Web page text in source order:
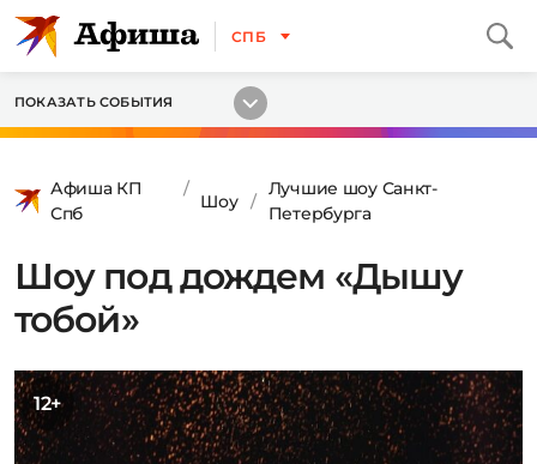
СПБ
ПОКАЗАТЬ СОБЫТИЯ
Афиша КП
Спб
Шоу
Лучшие шоу Санкт-
Петербурга
Шоу под дождем «Дышу
тобой»
12+